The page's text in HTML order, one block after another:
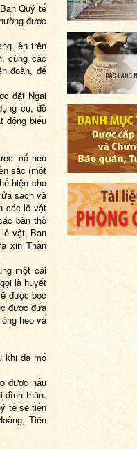
Quý tế
được
lên trên
cùng các
đoàn, để
đặt Ngai
cụ, đồ
động biểu
mổ heo
sắc (một
hiện cho
sạch và
các lễ vật
bàn thờ
vật, Ban
xin Thần
một cái
là huyết
được bọc
được đưa
heo và
khi đã mổ
được nấu
đình thần.
tế sẽ tiến
Tiền